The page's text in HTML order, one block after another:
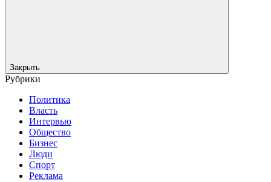
Закрыть
Рубрики
Политика
Власть
Интервью
Общество
Бизнес
Люди
Спорт
Реклама